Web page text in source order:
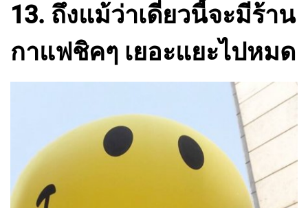
13. ถึงแม้ว่าเดี๋ยวนี้จะมีร้าน
กาแฟชิคๆ เยอะแยะไปหมด